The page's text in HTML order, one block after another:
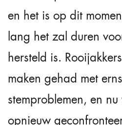
en het is op dit
lang het zal duren
hersteld is.
maken gehad met
stemproblemen, en
opnieuw